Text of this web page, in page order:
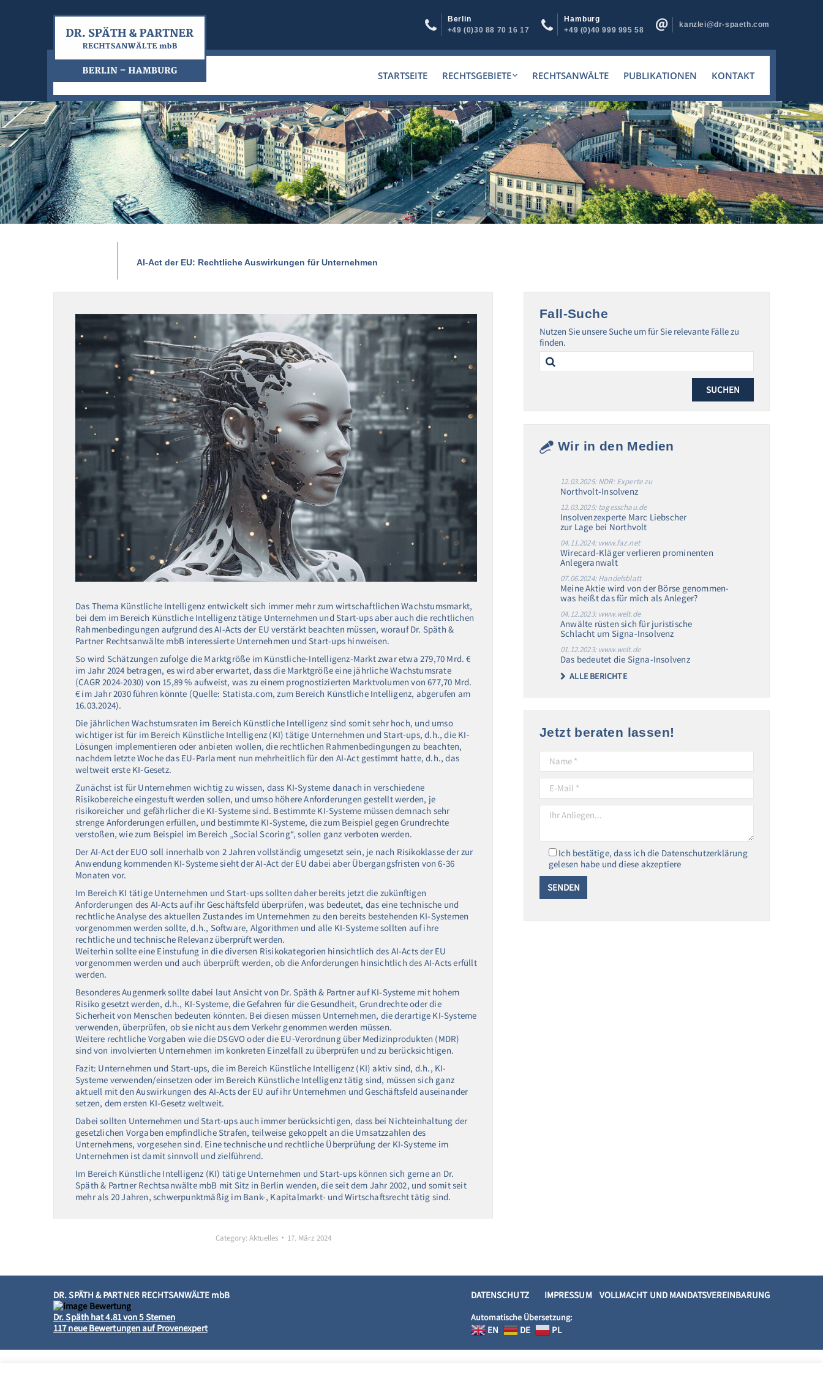
Berlin
+49 (0)30 88 70 16 17
Hamburg
+49 (0)40 999 995 58
kanzlei@dr-spaeth.com
STARTSEITE RECHTSGEBIETE RECHTSANWÄLTE PUBLIKATIONEN KONTAKT
AI-Act der EU: Rechtliche Auswirkungen für Unternehmen
Das Thema Künstliche Intelligenz entwickelt sich immer mehr zum wirtschaftlichen Wachstumsmarkt,
bei dem im Bereich Künstliche Intelligenz tätige Unternehmen und Start-ups aber auch die rechtlichen
Rahmenbedingungen aufgrund des AI-Acts der EU verstärkt beachten müssen, worauf Dr. Späth &
Partner Rechtsanwälte mbB interessierte Unternehmen und Start-ups hinweisen.
So wird Schätzungen zufolge die Marktgröße im Künstliche-Intelligenz-Markt zwar etwa 279,70 Mrd. €
im Jahr 2024 betragen, es wird aber erwartet, dass die Marktgröße eine jährliche Wachstumsrate
(CAGR 2024-2030) von 15,89 % aufweist, was zu einem prognostizierten Marktvolumen von 677,70 Mrd.
€ im Jahr 2030 führen könnte (Quelle: Statista.com, zum Bereich Künstliche Intelligenz, abgerufen am
16.03.2024).
Die jährlichen Wachstumsraten im Bereich Künstliche Intelligenz sind somit sehr hoch, und umso
wichtiger ist für im Bereich Künstliche Intelligenz (KI) tätige Unternehmen und Start-ups, d.h., die KI-
Lösungen implementieren oder anbieten wollen, die rechtlichen Rahmenbedingungen zu beachten,
nachdem letzte Woche das EU-Parlament nun mehrheitlich für den AI-Act gestimmt hatte, d.h., das
weltweit erste KI-Gesetz.
Zunächst ist für Unternehmen wichtig zu wissen, dass KI-Systeme danach in verschiedene
Risikobereiche eingestuft werden sollen, und umso höhere Anforderungen gestellt werden, je
risikoreicher und gefährlicher die KI-Systeme sind. Bestimmte KI-Systeme müssen demnach sehr
strenge Anforderungen erfüllen, und bestimmte KI-Systeme, die zum Beispiel gegen Grundrechte
verstoßen, wie zum Beispiel im Bereich „Social Scoring“, sollen ganz verboten werden.
Der AI-Act der EUO soll innerhalb von 2 Jahren vollständig umgesetzt sein, je nach Risikoklasse der zur
Anwendung kommenden KI-Systeme sieht der AI-Act der EU dabei aber Übergangsfristen von 6-36
Monaten vor.
Im Bereich KI tätige Unternehmen und Start-ups sollten daher bereits jetzt die zukünftigen
Anforderungen des AI-Acts auf ihr Geschäftsfeld überprüfen, was bedeutet, das eine technische und
rechtliche Analyse des aktuellen Zustandes im Unternehmen zu den bereits bestehenden KI-Systemen
vorgenommen werden sollte, d.h., Software, Algorithmen und alle KI-Systeme sollten auf ihre
rechtliche und technische Relevanz überprüft werden.
Weiterhin sollte eine Einstufung in die diversen Risikokategorien hinsichtlich des AI-Acts der EU
vorgenommen werden und auch überprüft werden, ob die Anforderungen hinsichtlich des AI-Acts erfüllt
werden.
Besonderes Augenmerk sollte dabei laut Ansicht von Dr. Späth & Partner auf KI-Systeme mit hohem
Risiko gesetzt werden, d.h., KI-Systeme, die Gefahren für die Gesundheit, Grundrechte oder die
Sicherheit von Menschen bedeuten könnten. Bei diesen müssen Unternehmen, die derartige KI-Systeme
verwenden, überprüfen, ob sie nicht aus dem Verkehr genommen werden müssen.
Weitere rechtliche Vorgaben wie die DSGVO oder die EU-Verordnung über Medizinprodukten (MDR)
sind von involvierten Unternehmen im konkreten Einzelfall zu überprüfen und zu berücksichtigen.
Fazit: Unternehmen und Start-ups, die im Bereich Künstliche Intelligenz (KI) aktiv sind, d.h., KI-
Systeme verwenden/einsetzen oder im Bereich Künstliche Intelligenz tätig sind, müssen sich ganz
aktuell mit den Auswirkungen des AI-Acts der EU auf ihr Unternehmen und Geschäftsfeld auseinander
setzen, dem ersten KI-Gesetz weltweit.
Dabei sollten Unternehmen und Start-ups auch immer berücksichtigen, dass bei Nichteinhaltung der
gesetzlichen Vorgaben empfindliche Strafen, teilweise gekoppelt an die Umsatzzahlen des
Unternehmens, vorgesehen sind. Eine technische und rechtliche Überprüfung der KI-Systeme im
Unternehmen ist damit sinnvoll und zielführend.
Im Bereich Künstliche Intelligenz (KI) tätige Unternehmen und Start-ups können sich gerne an Dr.
Späth & Partner Rechtsanwälte mbB mit Sitz in Berlin wenden, die seit dem Jahr 2002, und somit seit
mehr als 20 Jahren, schwerpunktmäßig im Bank-, Kapitalmarkt- und Wirtschaftsrecht tätig sind.
Category:Aktuelles 17. März 2024
Fall-Suche
Nutzen Sie unsere Suche um für Sie relevante Fälle zu
finden.
Search
for:
Wir in den Medien
12.03.2025: NDR: Experte zu
Northvolt-Insolvenz
12.03.2025: tagesschau.de
Insolvenzexperte Marc Liebscher
zur Lage bei Northvolt
04.11.2024: www.faz.net
Wirecard-Kläger verlieren prominenten
Anlegeranwalt
07.06.2024: Handelsblatt
Meine Aktie wird von der Börse genommen-
was heißt das für mich als Anleger?
04.12.2023: www.welt.de
Anwälte rüsten sich für juristische
Schlacht um Signa-Insolvenz
01.12.2023: www.welt.de
Das bedeutet die Signa-Insolvenz
ALLE BERICHTE
Jetzt beraten lassen!
Ich bestätige, dass ich die Datenschutzerklärung
gelesen habe und diese akzeptiere
DR. SPÄTH & PARTNER RECHTSANWÄLTE mbB
Dr. Späth hat4.81von5Sternen
117neue Bewertungen auf Provenexpert
DATENSCHUTZ IMPRESSUM VOLLMACHT UND MANDATSVEREINBARUNG
Automatische Übersetzung:
EN DE PL